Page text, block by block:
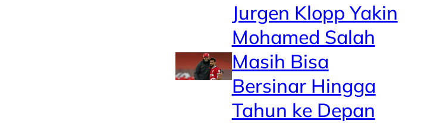
Jurgen Klopp Yakin
Mohamed Salah
Masih Bisa
Bersinar Hingga
Tahun ke Depan